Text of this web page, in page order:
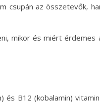
az összetevők,
mikor és miért
és B12 (kobalamin)